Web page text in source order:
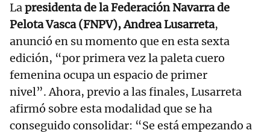
Lapresidenta de la Federación Navarra de
Pelota Vasca (FNPV), Andrea Lusarreta,
anunció en su momento que en esta sexta
edición, “por primera vez la paleta cuero
femenina ocupa un espacio de primer
nivel”. Ahora, previo a las finales, Lusarreta
afirmó sobre esta modalidad que se ha
conseguido consolidar: “Se está empezando a